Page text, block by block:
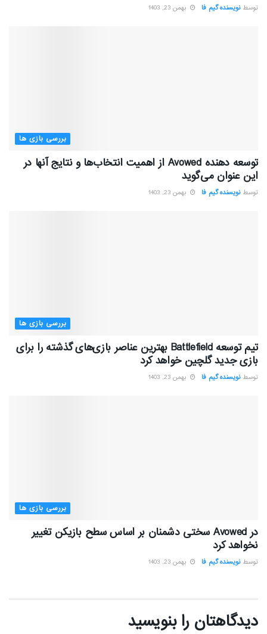
توسط نویسنده گیم فا بهمن 23, 1403
بررسی بازی ها
توسعه دهنده Avowed از اهمیت انتخاب‌ها و نتایج آنها در
این عنوان می‌گوید
توسط نویسنده گیم فا بهمن 23, 1403
بررسی بازی ها
تیم توسعه Battlefield بهترین عناصر بازی‌های گذشته را برای
بازی جدید گلچین خواهد کرد
توسط نویسنده گیم فا بهمن 23, 1403
بررسی بازی ها
در Avowed سختی دشمنان بر اساس سطح بازیکن تغییر
نخواهد کرد
توسط نویسنده گیم فا بهمن 23, 1403
دیدگاهتان را بنویسید